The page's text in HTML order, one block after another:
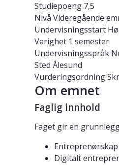
Studiepoeng 7,5
Nivå Videregående
Undervisningsstart
Varighet 1 semester
Undervisningsspråk
Sted Ålesund
Vurderingsordning
Om emnet
Faglig innhold
Faget gir en
Digitalt